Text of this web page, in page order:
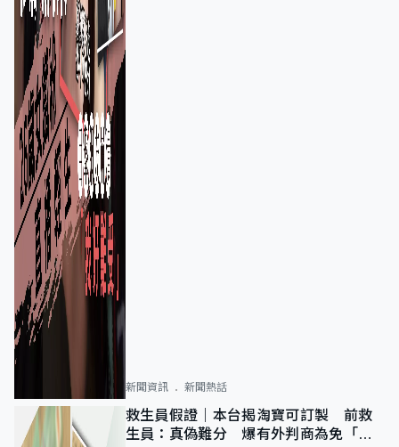
新聞資訊 新聞熱話
救生員假證｜本台揭淘寶可訂製 前救
生員：真偽難分 爆有外判商為免「封